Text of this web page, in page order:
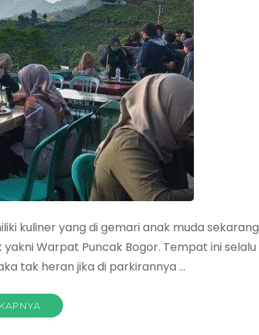
kuliner yang di gemari anak muda sekarang
Warpat Puncak Bogor. Tempat ini selalu
tak heran jika di parkirannya …